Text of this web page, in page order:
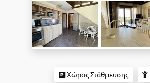
Χώρος Στάθμευσης